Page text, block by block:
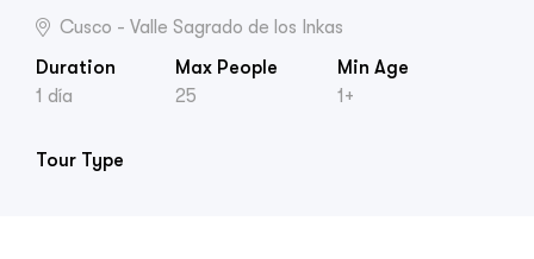
Cusco - Valle Sagrado de los Inkas
Duration
1 día
Max People
25
Min Age
1+
Tour Type